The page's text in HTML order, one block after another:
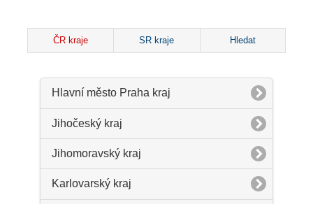
ČR kraje SR kraje Hledat
Hlavní město Praha kraj
Jihočeský kraj
Jihomoravský kraj
Karlovarský kraj